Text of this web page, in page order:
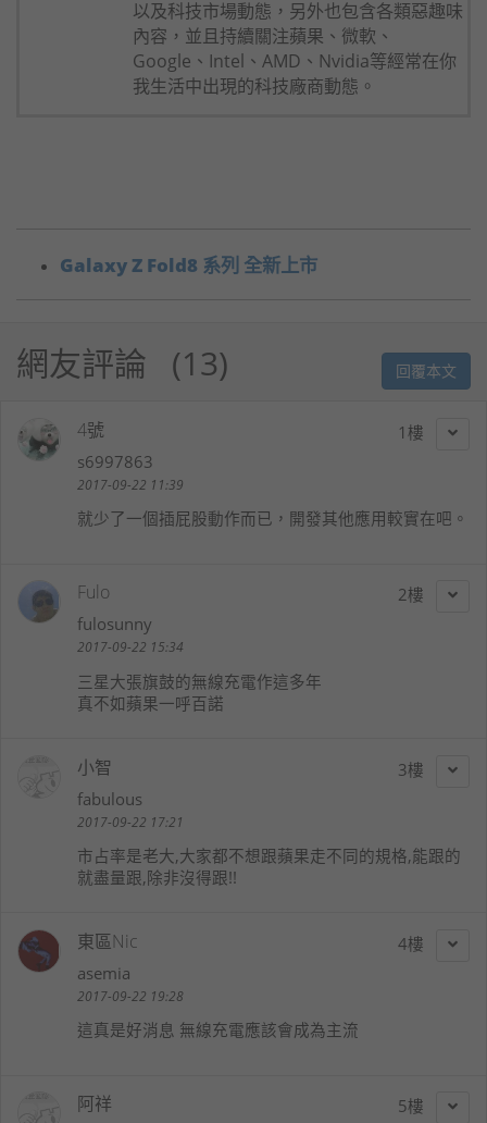
以及科技市場動態，另外也包含各類惡趣味
內容，並且持續關注蘋果、微軟、
Google、Intel、AMD、Nvidia等經常在你
我生活中出現的科技廠商動態。
Galaxy Z Fold8 系列 全新上市
網友評論 13 回覆本文
1
4號
s6997863
2017-09-22 11:39
就少了一個插屁股動作而已，開發其他應用較實在吧。
2
Fulo
fulosunny
2017-09-22 15:34
三星大張旗鼓的無線充電作這多年
真不如蘋果一呼百諾
3
小智
fabulous
2017-09-22 17:21
市占率是老大,大家都不想跟蘋果走不同的規格,能跟的
就盡量跟,除非沒得跟!!
4
東區Nic
asemia
2017-09-22 19:28
這真是好消息 無線充電應該會成為主流
5
阿祥